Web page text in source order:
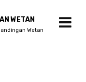
WETAN
Wetan